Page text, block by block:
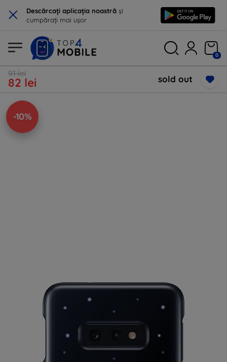
× Descărcați aplicația noastră și
cumpărați mai ușor
0
91 lei
82 lei sold out
-10%